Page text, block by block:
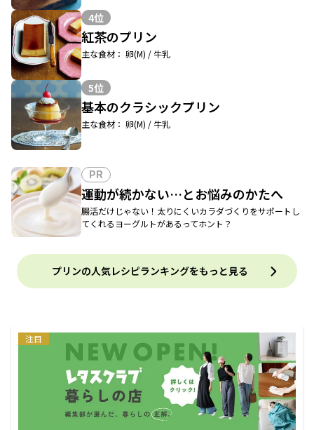
4位
紅茶のプリン
主な食材： 卵(M) / 牛乳
5位
基本のクラシックプリン
主な食材： 卵(M) / 牛乳
PR
運動が続かない…とお悩みのかたへ
腸活だけじゃない！太りにくいカラダづくりをサポートし
てくれるヨーグルトがあるってホント？
プリンの人気レシピランキングをもっと見る
注目